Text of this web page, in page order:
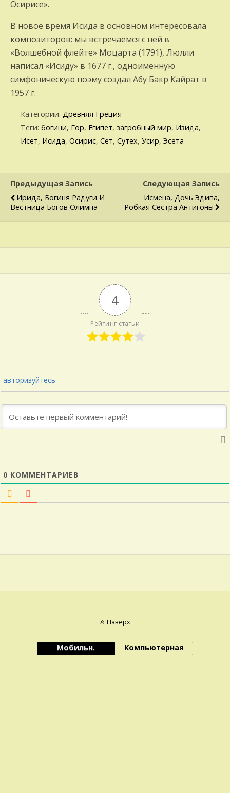
Осирисе».
В новое время Исида в основном интересовала
композиторов: мы встречаемся с ней в
«Волшебной флейте» Моцарта (1791), Люлли
написал «Исиду» в 1677 г., одноименную
симфоническую поэму создал Абу Бакр Кайрат в
1957 г.
Категории: Древняя Греция
Теги: богини, Гор, Египет, загробный мир, Изида,
Исет, Исида, Осирис, Сет, Сутех, Усир, Эсета
Предыдущая Запись
Ирида, Богиня Радуги И
Вестница Богов Олимпа
Следующая Запись
Исмена, Дочь Эдипа,
Робкая Сестра Антигоны
4
Рейтинг статьи
авторизуйтесь
0 КОММЕНТАРИЕВ
Наверх
Мобильн. Компьютерная